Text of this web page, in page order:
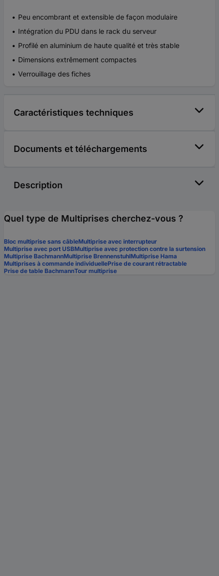
Peu encombrant et extensible de façon modulaire
Intégration du PDU dans le rack du serveur
Profilé en aluminium de haute qualité et très stable
Dimensions extrêmement compactes
Verrouillage des fiches
Caractéristiques techniques
Documents et téléchargements
Description
Quel type de Multiprises cherchez-vous ?
Bloc multiprise sans câbleMultiprise avec interrupteur
Multiprise avec port USBMultiprise avec protection contre la surtension
Multiprise BachmannMultiprise BrennenstuhlMultiprise Hama
Multiprises à commande individuellePrise de courant rétractable
Prise de table BachmannTour multiprise